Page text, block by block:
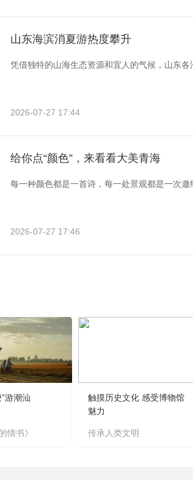
山东海滨消夏游热度攀升
凭借独特的山海生态资源和宜人的气候，山东各
2026-07-27 17:44
给你点“颜色”，来看看大美青海
每一种颜色都是一首诗，每一处景观都是一次
2026-07-27 17:46
游潮汕
情书》
触摸历史文化 感受博物馆
魅力
传承人类文明